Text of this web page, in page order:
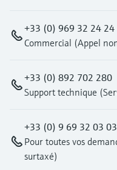
+33 (0) 969 32 24 24
Commercial (Appel
+33 (0) 892 702 280
Support technique
+33 (0) 9 69 32 03 03
Pour toutes vos
surtaxé)